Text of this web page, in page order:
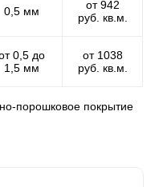
0,5 мм
от 942
руб. кв.м.
0,5 до
1,5 мм
от 1038
руб. кв.м.
порошковое покрытие